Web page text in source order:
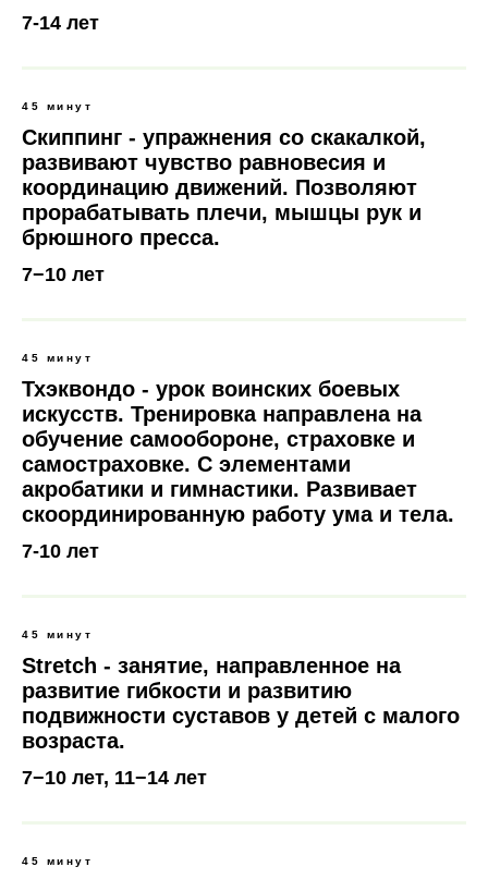
7-14 лет
45 минут
Скиппинг - упражнения со скакалкой,
развивают чувство равновесия и
координацию движений. Позволяют
прорабатывать плечи, мышцы рук и
брюшного пресса.
7−10 лет
45 минут
Тхэквондо - урок воинских боевых
искусств. Тренировка направлена на
обучение самообороне, страховке и
самостраховке. С элементами
акробатики и гимнастики. Развивает
скоординированную работу ума и тела.
7-10 лет
45 минут
Stretch - занятие, направленное на
развитие гибкости и развитию
подвижности суставов у детей с малого
возраста.
7−10 лет, 11−14 лет
45 минут